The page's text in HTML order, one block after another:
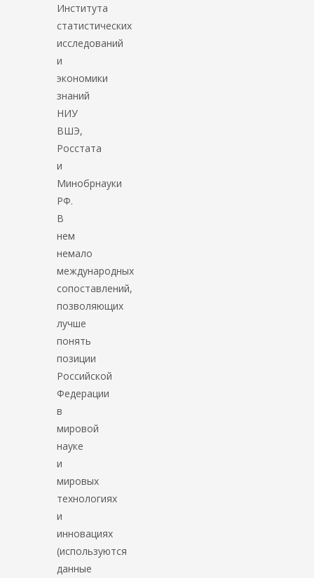
Института
статистических
исследований
и
экономики
знаний
НИУ
ВШЭ,
Росстата
и
Минобрнауки
РФ.
В
нем
немало
международных
сопоставлений,
позволяющих
лучше
понять
позиции
Российской
Федерации
в
мировой
науке
и
мировых
технологиях
и
инновациях
(используются
данные